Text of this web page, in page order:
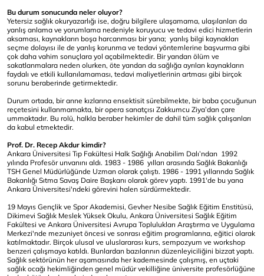
Bu durum sonucunda neler oluyor?
Yetersiz sağlık okuryazarlığı ise, doğru bilgilere ulaşamama, ulaşılanları da
yanlış anlama ve yorumlama nedeniyle koruyucu ve tedavi edici hizmetlerin
aksaması, kaynakların boşa harcanması bir yana; yanlış bilgi kaynakları
seçme dolayısı ile de yanlış korunma ve tedavi yöntemlerine başvurma gibi
çok daha vahim sonuçlara yol açabilmektedir. Bir yandan ölüm ve
sakatlanmalara neden olurken, öte yandan da sağlığa ayrılan kaynakların
faydalı ve etkili kullanılamaması, tedavi maliyetlerinin artması gibi birçok
sorunu beraberinde getirmektedir.
Durum ortada, bir anne kızlarına ensektisit sürebilmekte, bir baba çocuğunun
reçetesini kullanmamakta, bir opera sanatçısı Zakkumcu Ziya’dan çare
ummaktadır. Bu rolü, halkla beraber hekimler de dahil tüm sağlık çalışanları
da kabul etmektedir.
Prof. Dr. Recep Akdur kimdir?
Ankara Üniversitesi Tıp Fakültesi Halk Sağlığı Anabilim Dalı’ndan 1992
yılında Profesör unvanını aldı. 1983 - 1986 yılları arasında Sağlık Bakanlığı
TSH Genel Müdürlüğünde Uzman olarak çalıştı. 1986 - 1991 yıllarında Sağlık
Bakanlığı Sıtma Savaş Daire Başkanı olarak görev yaptı. 1991'de bu yana
Ankara Üniversitesi'ndeki görevini halen sürdürmektedir.
19 Mayıs Gençlik ve Spor Akademisi, Gevher Nesibe Sağlık Eğitim Enstitüsü,
Dikimevi Sağlık Meslek Yüksek Okulu, Ankara Üniversitesi Sağlık Eğitim
Fakültesi ve Ankara Üniversitesi Avrupa Toplulukları Araştırma ve Uygulama
Merkezi'nde mezuniyet öncesi ve sonrası eğitim programlarına, eğitici olarak
katılmaktadır. Birçok ulusal ve uluslararası kurs, sempozyum ve workshop
benzeri çalışmaya katıldı. Bunlardan bazılarının düzenleyiciliğini bizzat yaptı.
Sağlık sektörünün her aşamasında her kademesinde çalışmış, en uçtaki
sağlık ocağı hekimliğinden genel müdür vekilliğine üniversite profesörlüğüne